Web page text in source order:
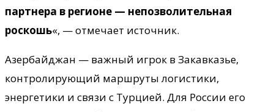
партнера в регионе — непозволительная
роскошь«, — отмечает источник.
Азербайджан — важный игрок в Закавказье,
контролирующий маршруты логистики,
энергетики и связи с Турцией. Для России его